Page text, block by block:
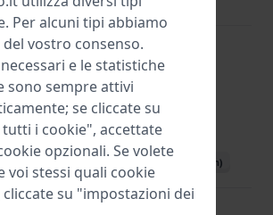
Minerale
Corona da estrarre
movimento
VD54(Vedi specifiche
Scarica il manuale (English)
Seiko Instruments Inc.
. Per alcuni tipi abbiamo
vostro consenso.
e le statistiche
sono sempre attivi
se cliccate su
tutti i cookie", accettate
opzionali. Se volete
voi stessi quali cookie
su "impostazioni dei